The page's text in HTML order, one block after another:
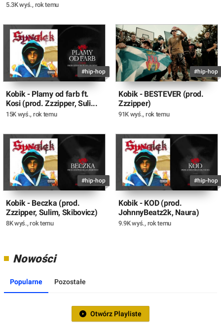
5.3K wyś., rok temu
#hip-hop
Kobik - Plamy od farb ft.
Kosi (prod. Zzzipper, Suli...
15K wyś., rok temu
#hip-hop
Kobik - BESTEVER (prod.
Zzzipper)
91K wyś., rok temu
#hip-hop
Kobik - Beczka (prod.
Zzzipper, Sulim, Skibovicz)
8K wyś.,rok temu
#hip-hop
Kobik - KOD (prod.
JohnnyBeatz2k, Naura)
9.9K wyś., rok temu
Nowości
Popularne Pozostałe
Otwórz Playliste